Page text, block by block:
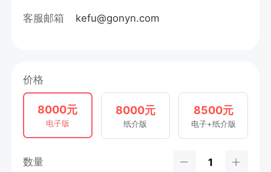
客服邮箱 kefu@gonyn.com
价格
8000元
电子版
8000元
纸介版
8500元
电子+纸介版
数量